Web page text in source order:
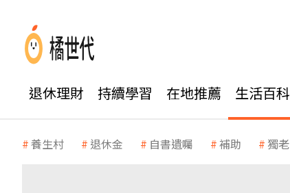
退休理財 持續學習 在地推薦 生活百科
養生村 退休金 自書遺囑 補助 獨老